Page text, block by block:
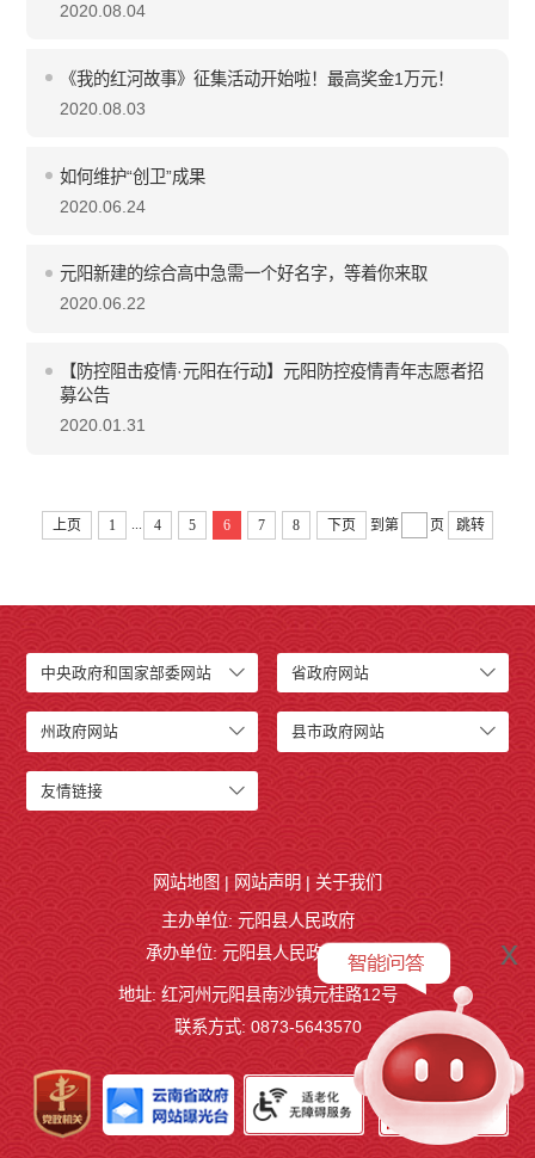
2020.08.04
《我的红河故事》征集活动开始啦！最高奖金1万元！
2020.08.03
如何维护“创卫”成果
2020.06.24
元阳新建的综合高中急需一个好名字，等着你来取
2020.06.22
【防控阻击疫情·元阳在行动】元阳防控疫情青年志愿者招
募公告
2020.01.31
上页 1 4 5 6 7 8 下页 到第 页 跳转
中央政府和国家部委网站 省政府网站
州政府网站 县市政府网站
友情链接
x
网站地图 | 网站声明 | 关于我们
主办单位: 元阳县人民政府
承办单位: 元阳县人民政府办公室
地址: 红河州元阳县南沙镇元桂路12号
联系方式: 0873-5643570